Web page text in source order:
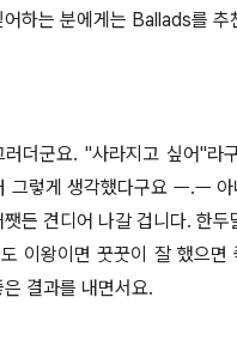
하는 분에게는 Ballads를 추
더군요. "사라지고 싶어"라
그렇게 생각했다구요 ㅡ.ㅡ 아
든 견디어 나갈 겁니다. 한두
이왕이면 꿋꿋이 잘 했으면
결과를 내면서요.